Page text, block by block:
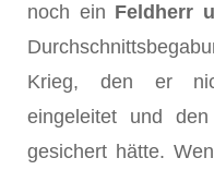
noch ein Feldherr
Krieg, den er
eingeleitet und
gesichert hätte.